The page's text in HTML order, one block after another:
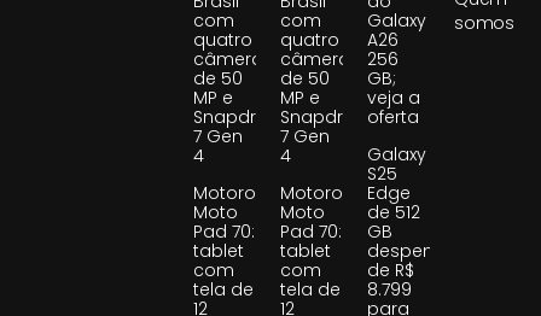
com
quatro
câmeras
de 50
MP e
Snapdragon
7 Gen
4
Motorola
Moto
Pad 70:
tablet
com
tela de
12
com
quatro
câmeras
de 50
MP e
Snapdragon
7 Gen
4
Motorola
Moto
Pad 70:
tablet
com
tela de
12
Galaxy
A26
256
GB;
veja a
oferta
Galaxy
S25
Edge
de 512
GB
despenca
de R$
8.799
para
somos